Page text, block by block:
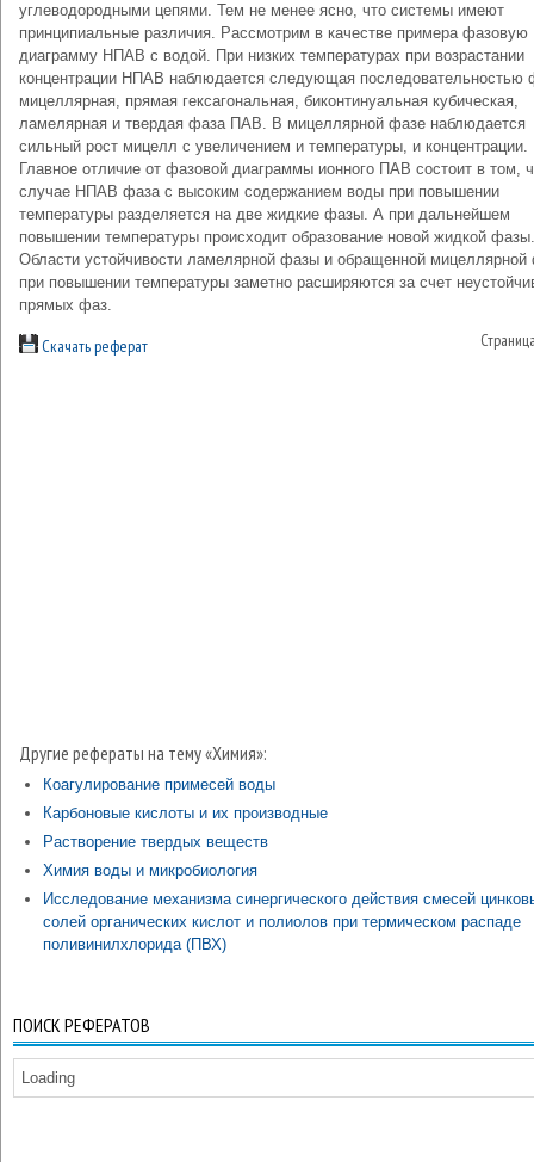
углеводородными цепями. Тем не менее ясно, что системы имеют
принципиальные различия. Рассмотрим в качестве примера фазовую
диаграмму НПАВ с водой. При низких температурах при возрастании
концентрации НПАВ наблюдается следующая последовательностью
мицеллярная, прямая гексагональная, биконтинуальная кубическая,
ламелярная и твердая фаза ПАВ. В мицеллярной фазе наблюдается
сильный рост мицелл с увеличением и температуры, и концентрации.
Главное отличие от фазовой диаграммы ионного ПАВ состоит в том,
случае НПАВ фаза с высоким содержанием воды при повышении
температуры разделяется на две жидкие фазы. А при дальнейшем
повышении температуры происходит образование новой жидкой фазы.
Области устойчивости ламелярной фазы и обращенной
при повышении температуры заметно расширяются за счет
прямых фаз.
Скачать реферат
Другие рефераты на тему «Химия»:
Коагулирование примесей воды
Карбоновые кислоты и их производные
Растворение твердых веществ
Химия воды и микробиология
Исследование механизма синергического действия смесей
солей органических кислот и полиолов при термическом распаде
поливинилхлорида (ПВХ)
ПОИСК РЕФЕРАТОВ
Loading